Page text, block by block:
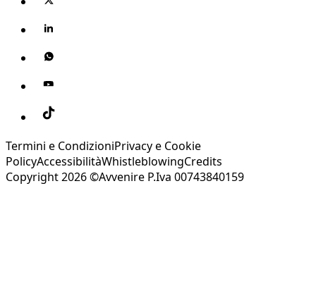
Termini e CondizioniPrivacy e Cookie
PolicyAccessibilitàWhistleblowingCredits
Copyright 2026 ©Avvenire P.Iva 00743840159